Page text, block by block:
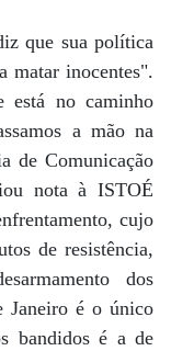
que sua política
matar inocentes".
está no caminho
a mão na
de Comunicação
nota à ISTOÉ
cujo
de resistência,
dos
Janeiro é o único
bandidos é a de